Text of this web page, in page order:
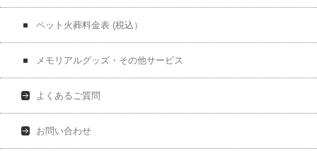
ペット火葬料金表 (税込）
メモリアルグッズ・その他サービス
よくあるご質問
お問い合わせ